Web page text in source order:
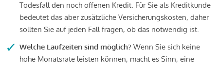
Todesfall den noch offenen Kredit. Für Sie als Kreditkunde
bedeutet das aber zusätzliche Versicherungskosten, daher
sollten Sie auf jeden Fall fragen, ob das notwendig ist.
Welche Laufzeiten sind möglich? Wenn Sie sich keine
hohe Monatsrate leisten können, macht es Sinn, eine